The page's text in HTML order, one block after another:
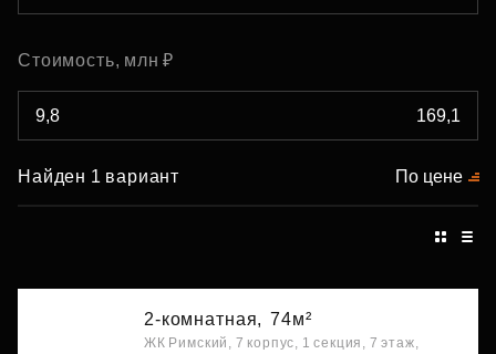
Стоимость, млн ₽
Найден 1 вариант По цене
2-комнатная, 74м²
ЖК Римский, 7 корпус, 1 секция, 7 этаж,